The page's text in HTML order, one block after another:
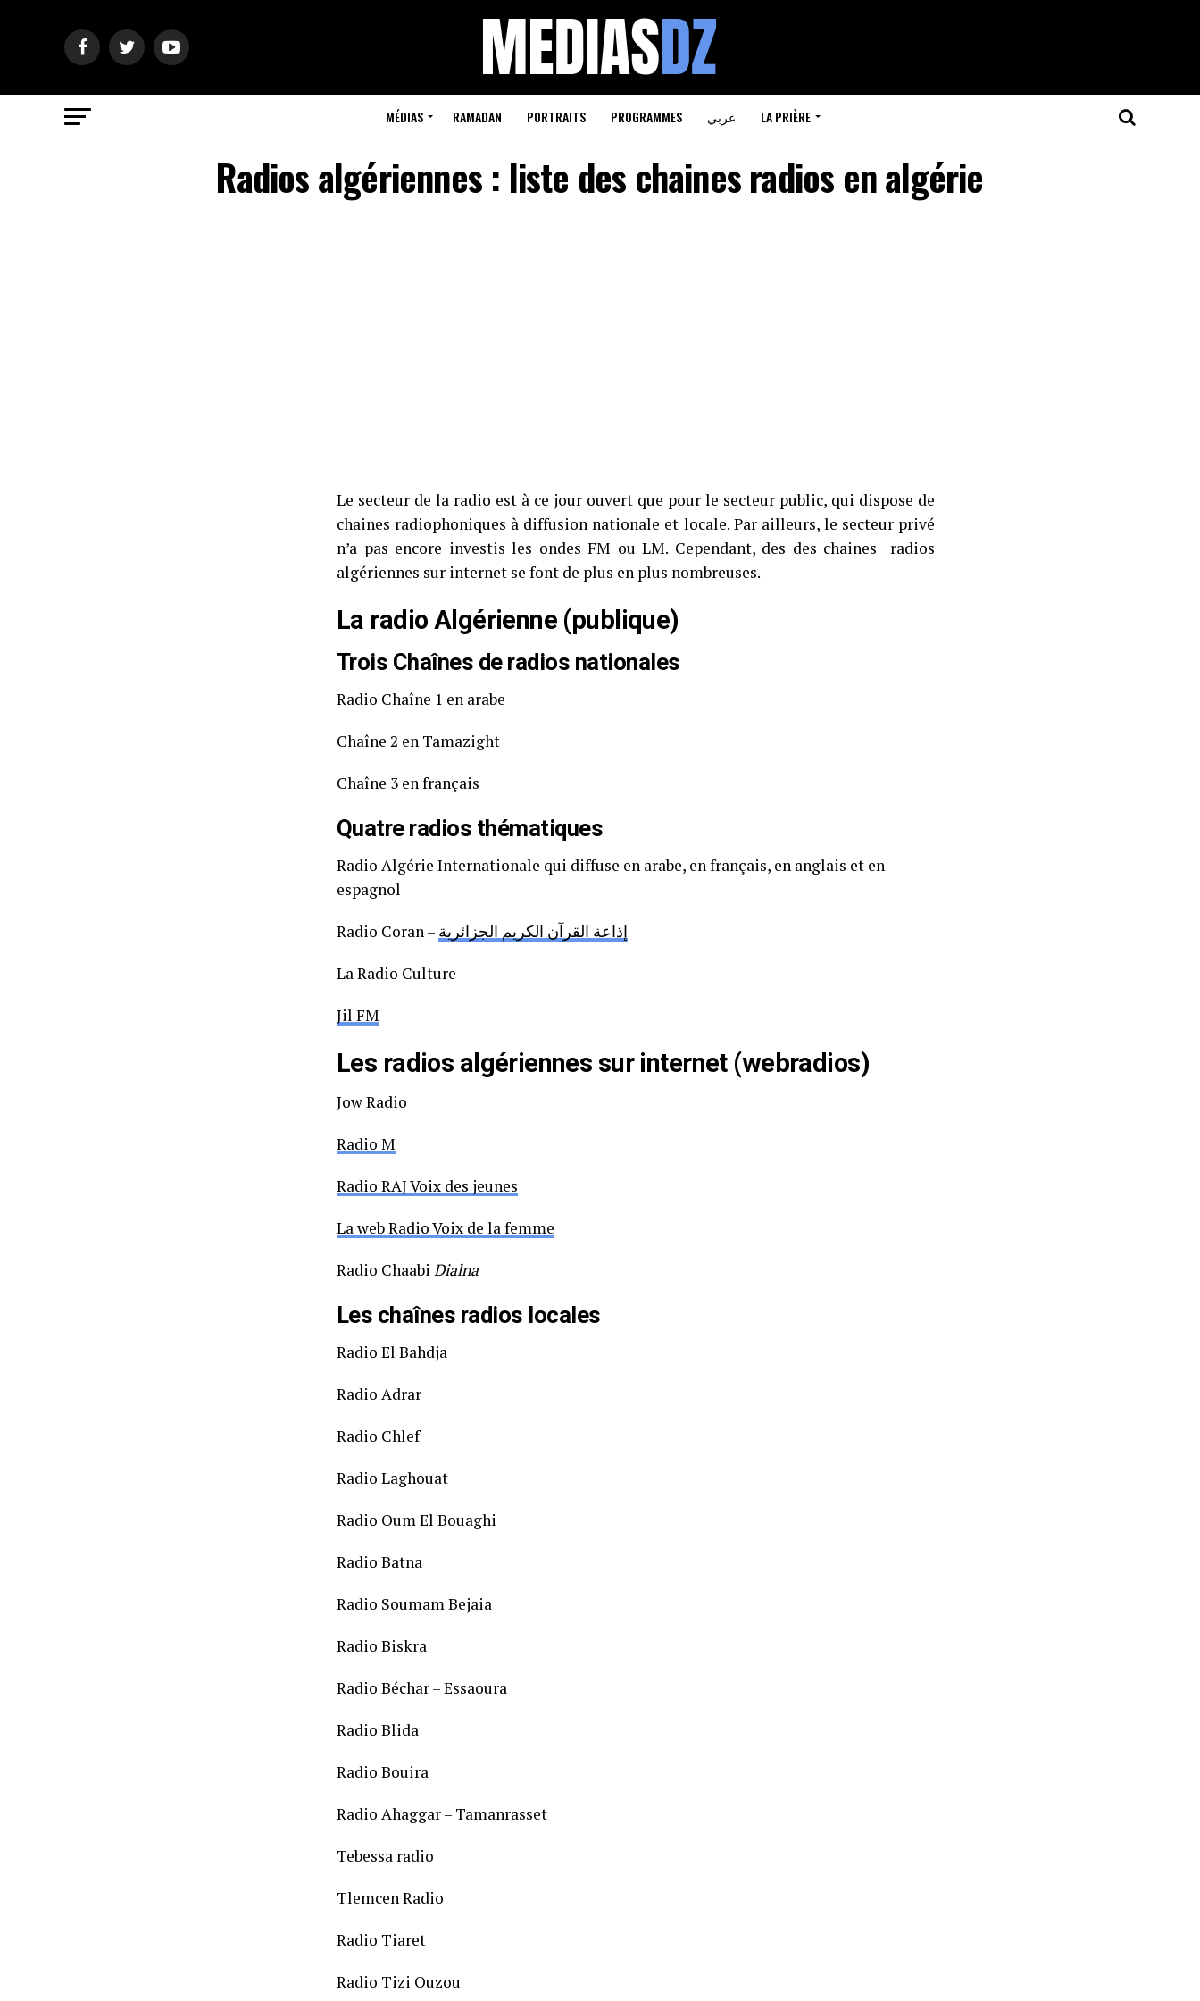
MÉDIAS RAMADAN PORTRAITS PROGRAMMES عربي LA PRIÈRE
Radios algériennes : liste des chaines radios en algérie
Le secteur de la radio est à ce jour ouvert que pour le secteur public, qui dispose de
chaines radiophoniques à diffusion nationale et locale. Par ailleurs, le secteur privé
n’a pas encore investis les ondes FM ou LM. Cependant, des des chaines radios
algériennes sur internet se font de plus en plus nombreuses.
La radio Algérienne (publique)
Trois Chaînes de radios nationales
Radio Chaîne 1 en arabe
Chaîne 2 en Tamazight
Chaîne 3 en français
Quatre radios thématiques
Radio Algérie Internationale qui diffuse en arabe, en français, en anglais et en
espagnol
Radio Coran – إذاعة القرآن الكريم الجزائرية
La Radio Culture
Jil FM
Les radios algériennes sur internet (webradios)
Jow Radio
Radio M
Radio RAJ Voix des jeunes
La web Radio Voix de la femme
Radio Chaabi Dialna
Les chaînes radios locales
Radio El Bahdja
Radio Adrar
Radio Chlef
Radio Laghouat
Radio Oum El Bouaghi
Radio Batna
Radio Soumam Bejaia
Radio Biskra
Radio Béchar – Essaoura
Radio Blida
Radio Bouira
Radio Ahaggar – Tamanrasset
Tebessa radio
Tlemcen Radio
Radio Tiaret
Radio Tizi Ouzou